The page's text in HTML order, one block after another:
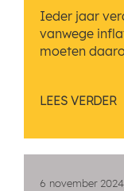
Ieder jaar
vanwege
moeten
LEES VERDER
6 november 2024